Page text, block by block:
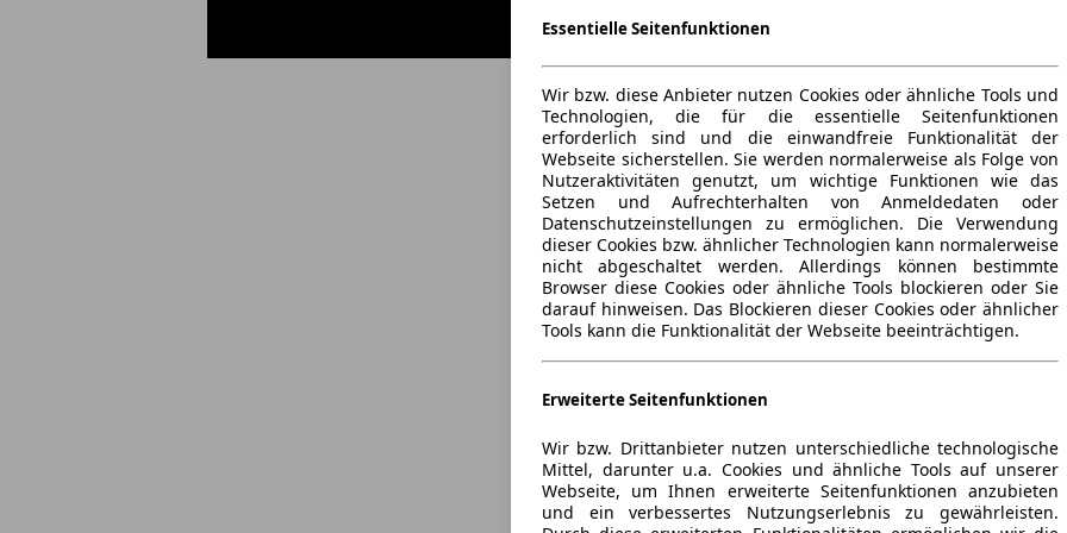
Essentielle Seitenfunktionen
Wir bzw. diese Anbieter nutzen Cookies oder ähnliche Tools und
Technologien, die für die essentielle Seitenfunktionen
erforderlich sind und die einwandfreie Funktionalität der
Webseite sicherstellen. Sie werden normalerweise als Folge von
Nutzeraktivitäten genutzt, um wichtige Funktionen wie das
Setzen und Aufrechterhalten von Anmeldedaten oder
Datenschutzeinstellungen zu ermöglichen. Die Verwendung
dieser Cookies bzw. ähnlicher Technologien kann normalerweise
nicht abgeschaltet werden. Allerdings können bestimmte
Browser diese Cookies oder ähnliche Tools blockieren oder Sie
darauf hinweisen. Das Blockieren dieser Cookies oder ähnlicher
Tools kann die Funktionalität der Webseite beeinträchtigen.
Erweiterte Seitenfunktionen
Wir bzw. Drittanbieter nutzen unterschiedliche technologische
Mittel, darunter u.a. Cookies und ähnliche Tools auf unserer
Webseite, um Ihnen erweiterte Seitenfunktionen anzubieten
und ein verbessertes Nutzungserlebnis zu gewährleisten.